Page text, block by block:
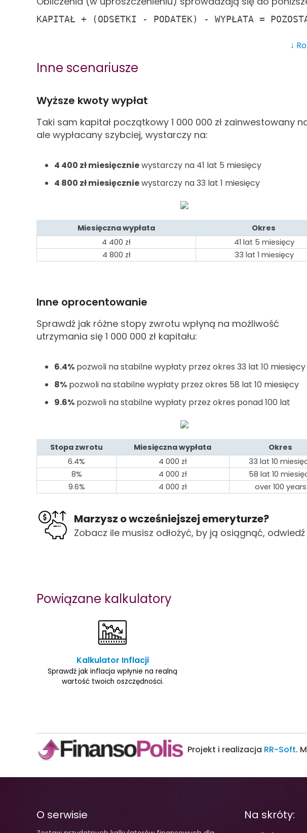
KAPITAŁ + (ODSETKI - PODATEK) - WYPŁATA =
↓
Inne scenariusze
Wyższe kwoty wypłat
Taki sam kapitał początkowy 1 000 000 zł zainwestowany
ale wypłacany szybciej, wystarczy na:
4 400 zł miesięczniewystarczy na 41 lat 5 miesięcy
4 800 zł miesięczniewystarczy na 33 lat 1 miesięcy
Miesięczna wypłata
Okres
4 400 zł
41 lat 5 miesięcy
4 800 zł 33 lat 1 miesięcy
Inne oprocentowanie
Sprawdź jak różne stopy zwrotu wpłyną na możliwość
utrzymania się 1 000 000 zł kapitału:
6.4% pozwoli na stabilne wypłaty przez okres 33 lat 10 miesięcy
8% pozwoli na stabilne wypłaty przez okres 58 lat 10 miesięcy
9.6% pozwoli na stabilne wypłaty przez okres ponad 100 lat
Stopa zwrotu Miesięczna wypłata
Okres
6.4%
4 000 zł
33 lat 10
8%
4 000 zł
58 lat 10
9.6%
4 000 zł over 100 years
Marzysz o wcześniejszej emeryturze?
Zobacz ile musisz odłożyć, by ją osiągnąć,
Powiązane kalkulatory
Kalkulator Inflacji
Sprawdź jak inflacja wpłynie na realną
wartość twoich oszczędności.
Projekt i realizacja RR-Soft.
O serwisie Na skróty: